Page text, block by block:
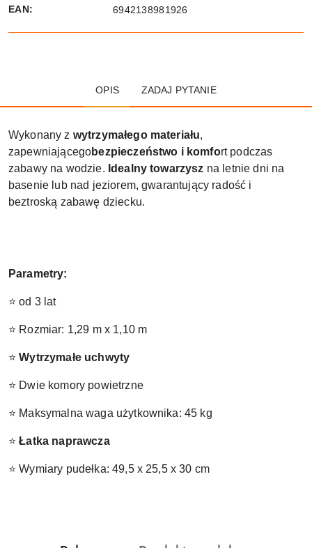
EAN: 6942138981926
OPIS ZADAJ PYTANIE
Wykonany z wytrzymałego materiału,
zapewniającegobezpieczeństwo i komfort podczas
zabawy na wodzie. Idealny towarzysz na letnie dni na
basenie lub nad jeziorem, gwarantujący radość i
beztroską zabawę dziecku.
Parametry:
⭐ od 3 lat
⭐ Rozmiar: 1,29 m x 1,10 m
⭐Wytrzymałe uchwyty
⭐ Dwie komory powietrzne
⭐ Maksymalna waga użytkownika: 45 kg
⭐Łatka naprawcza
⭐ Wymiary pudełka: 49,5 x 25,5 x 30 cm